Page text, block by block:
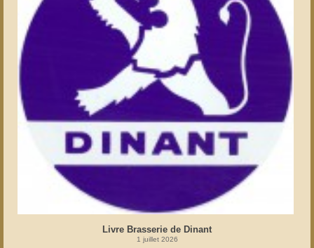
Livre Brasserie de Dinant
1 juillet 2026